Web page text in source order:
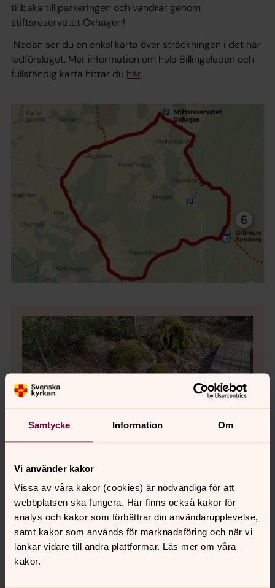
Samtycke Information Om
Vi använder kakor
Vissa av våra kakor (cookies) är nödvändiga för att
webbplatsen ska fungera. Här finns också kakor för
analys och kakor som förbättrar din användarupplevelse,
samt kakor som används för marknadsföring och när vi
länkar vidare till andra plattformar. Läs mer om våra
kakor.
tillbaka till parkeringen och vandrar genom
stiftsreservatet Oxhagen!
Nedan ser du en enkel karta över sträckningen i det här
ledförslaget. Mer information om hela Billingeleden och
fullständig karta hittar du här.
Bild 1 av 10Foto: Anna Theander